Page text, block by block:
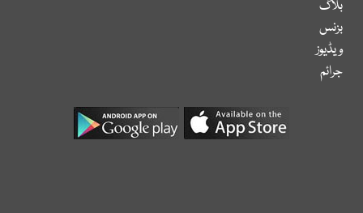
بلاگ
بزنس
ویڈیوز
جرائم